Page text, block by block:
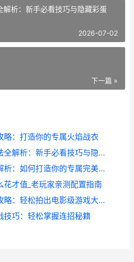
解析：新手必看技巧与隐藏彩蛋
2026-07-02
下一篇 »
略：打造你的专属火焰战衣
逆水寒生日牌子玩法全解析：新手必看技巧与隐藏彩蛋
逆水寒真实身材全解析：如何打造你的专属完美角色
花才值_老玩家亲测配置指南
逆水寒相机录像全攻略：轻松拍出电影级游戏大片
技巧：轻松掌握连招秘籍